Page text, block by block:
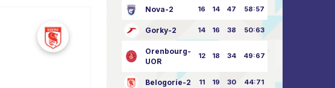
Nova-2 16 14 47 58:57
Gorky-2 14 16 38 50:63
Orenbourg-
UOR
12 18 34 49:67
Belogorie-2 11 19 30 44:71